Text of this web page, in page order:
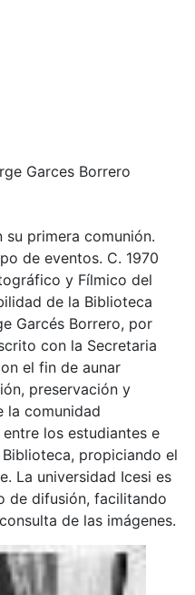
Garces Borrero
primera comunión.
de eventos. C. 1970
y Fílmico del
de la Biblioteca
Garcés Borrero, por
con la Secretaria
el fin de aunar
preservación y
la comunidad
los estudiantes e
propiciando el
La universidad Icesi es
de difusión, facilitando
de las imágenes.